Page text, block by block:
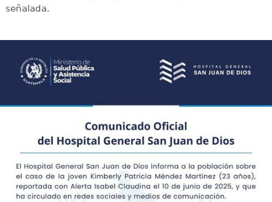
señalada.